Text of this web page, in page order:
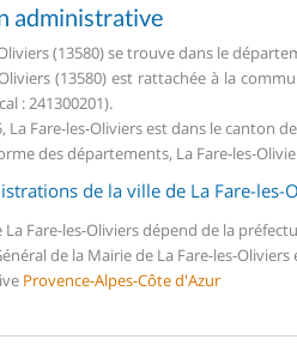
administrative
(13580) se trouve dans le
(13580) est rattachée à la
: 241300201).
La Fare-les-Oliviers est dans le canton
des départements, La Fare-les-
de la ville de La Fare-les-
La Fare-les-Oliviers dépend de la
de la Mairie de La Fare-les-
Provence-Alpes-Côte d'Azur